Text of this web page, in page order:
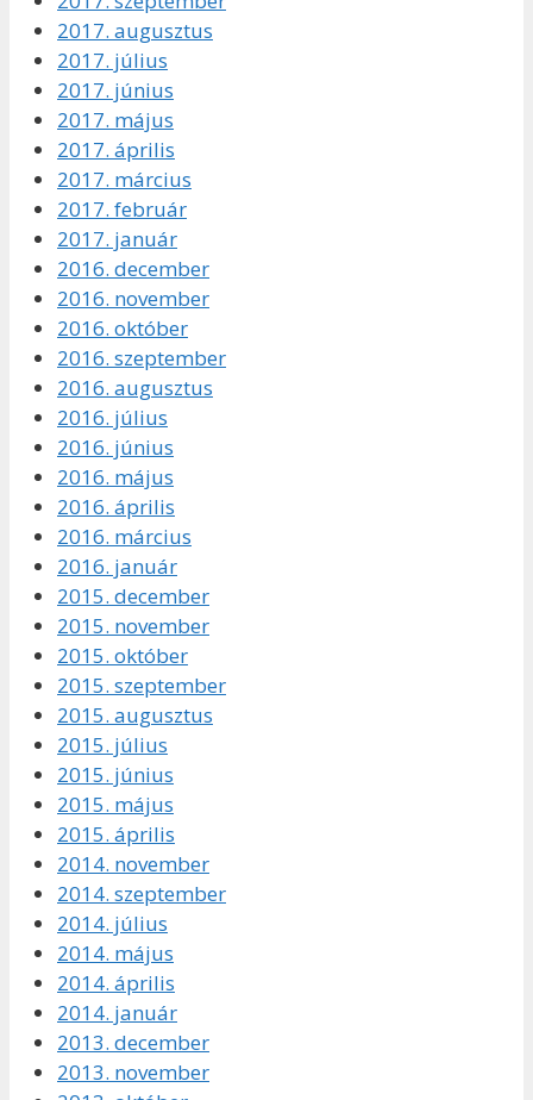
2017. augusztus
2017. július
2017. június
2017. május
2017. április
2017. március
2017. február
2017. január
2016. december
2016. november
2016. október
2016. szeptember
2016. augusztus
2016. július
2016. június
2016. május
2016. április
2016. március
2016. január
2015. december
2015. november
2015. október
2015. szeptember
2015. augusztus
2015. július
2015. június
2015. május
2015. április
2014. november
2014. szeptember
2014. július
2014. május
2014. április
2014. január
2013. december
2013. november